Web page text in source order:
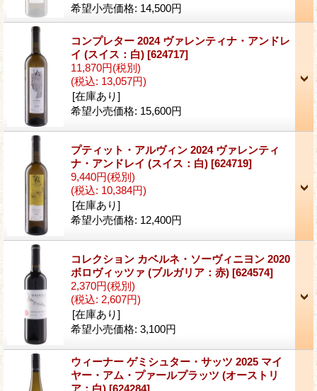
希望小売価格: 14,500円
コンプレター 2024 ヴァレンティナ・アンドレ
イ (スイス：白) [624717]
11,870円(税別)
(税込: 13,057円)
[在庫あり]
希望小売価格: 15,600円
プティット・アルヴィン 2024 ヴァレンティ
ナ・アンドレイ (スイス：白) [624719]
9,440円(税別)
(税込: 10,384円)
[在庫あり]
希望小売価格: 12,400円
コレクション カベルネ・ソーヴィニヨン 2020
ボロヴィッツァ (ブルガリア：赤) [624574]
2,370円(税別)
(税込: 2,607円)
[在庫あり]
希望小売価格: 3,100円
ウィーナー ゲミシュター・サッツ 2025 マイ
ヤー・アム・プァールプラッツ (オーストリ
ア：白) [624284]